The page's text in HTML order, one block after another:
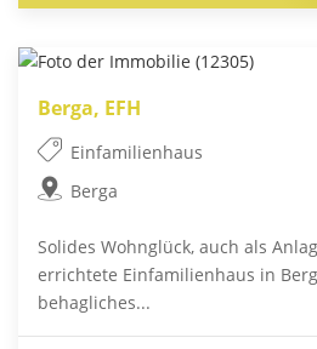
Berga, EFH
Einfamilienhaus
Berga
Solides Wohnglück, auch als
errichtete Einfamilienhaus in
behagliches...